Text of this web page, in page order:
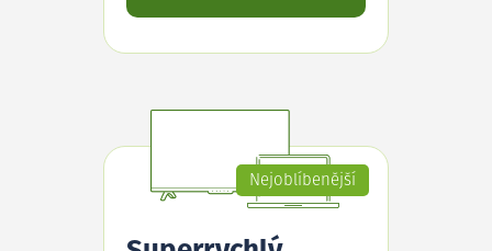
Nejoblíbenější